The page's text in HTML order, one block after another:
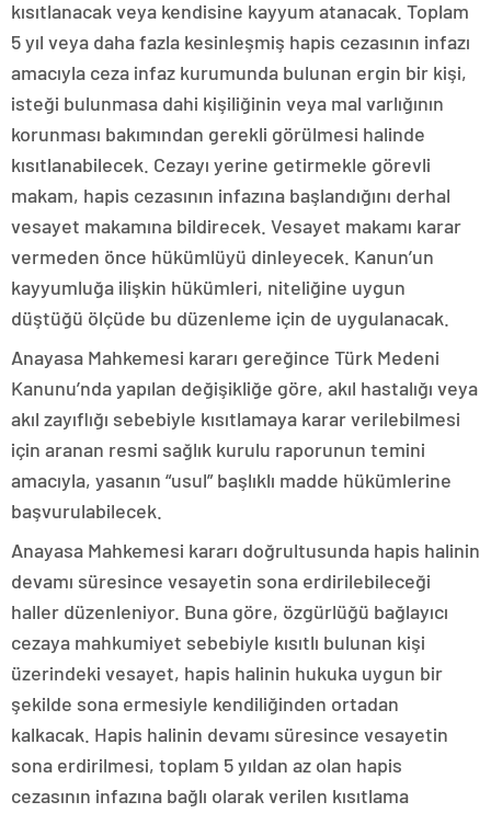
kısıtlanacak veya kendisine kayyum atanacak. Toplam
5 yıl veya daha fazla kesinleşmiş hapis cezasının infazı
amacıyla ceza infaz kurumunda bulunan ergin bir kişi,
isteği bulunmasa dahi kişiliğinin veya mal varlığının
korunması bakımından gerekli görülmesi halinde
kısıtlanabilecek. Cezayı yerine getirmekle görevli
makam, hapis cezasının infazına başlandığını derhal
vesayet makamına bildirecek. Vesayet makamı karar
vermeden önce hükümlüyü dinleyecek. Kanun’un
kayyumluğa ilişkin hükümleri, niteliğine uygun
düştüğü ölçüde bu düzenleme için de uygulanacak.
Anayasa Mahkemesi kararı gereğince Türk Medeni
Kanunu’nda yapılan değişikliğe göre, akıl hastalığı veya
akıl zayıflığı sebebiyle kısıtlamaya karar verilebilmesi
için aranan resmi sağlık kurulu raporunun temini
amacıyla, yasanın “usul” başlıklı madde hükümlerine
başvurulabilecek.
Anayasa Mahkemesi kararı doğrultusunda hapis halinin
devamı süresince vesayetin sona erdirilebileceği
haller düzenleniyor. Buna göre, özgürlüğü bağlayıcı
cezaya mahkumiyet sebebiyle kısıtlı bulunan kişi
üzerindeki vesayet, hapis halinin hukuka uygun bir
şekilde sona ermesiyle kendiliğinden ortadan
kalkacak. Hapis halinin devamı süresince vesayetin
sona erdirilmesi, toplam 5 yıldan az olan hapis
cezasının infazına bağlı olarak verilen kısıtlama